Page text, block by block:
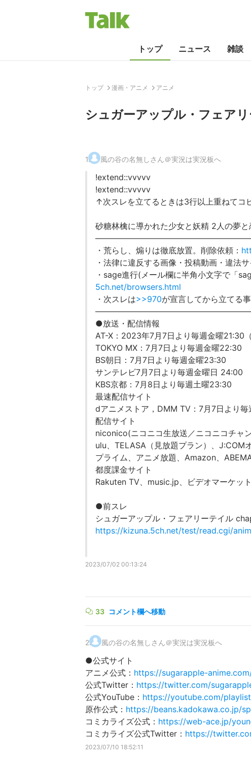
トップ ニュース 雑談
トップ 漫画・アニメ アニメ
シュガーアップル・フェア
1. 風の谷の名無しさん＠実況は実況板へ
!extend::vvvvv
!extend::vvvvv
↑次スレを立てるときは3行以上重ねてコ
砂糖林檎に導かれた少女と妖精 2人の夢
・荒らし、煽りは徹底放置。削除依頼：
・法律に違反する画像・投稿動画・違法
・sage進行(メール欄に半角小文字で「
5ch.net/browsers.html
・次スレは>>970が宣言してから立てる
●放送・配信情報
AT-X：2023年7月7日より毎週金曜21:30
TOKYO MX：7月7日より毎週金曜22:30
BS朝日：7月7日より毎週金曜23:30
サンテレビ7月7日より毎週金曜日 24:00
KBS京都：7月8日より毎週土曜23:30
最速配信サイト
dアニメストア，DMM TV：7月7日より毎
配信サイト
niconico(ニコニコ生放送／ニコニコチャ
ulu、TELASA（見放題プラン）、
プライム、アニメ放題、Amazon、
都度課金サイト
Rakuten TV、music.jp、ビデオマーケッ
●前スレ
シュガーアップル・フェアリーテイル
https://kizuna.5ch.net/test/read.cgi/
2023/07/02 00:13:24
33 コメント欄へ移動
2. 風の谷の名無しさん＠実況は実況板へ
●公式サイト
アニメ公式： https://sugarapple-
公式Twitter： https://twitter.com/
公式YouTube： https://youtube.com/
原作公式： https://beans.kadokawa.co.jp/
コミカライズ公式： https://web-ace.jp/
コミカライズ公式Twitter： https://
2023/07/10 18:52:11